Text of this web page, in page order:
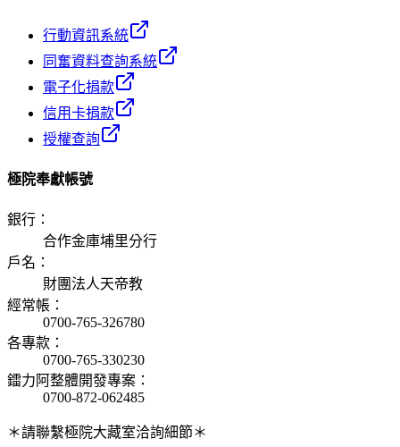
行動資訊系統
同奮資料查詢系統
電子化捐款
信用卡捐款
授權查詢
極院奉獻帳號
銀行 ：
合作金庫埔里分行
戶名 ：
財團法人天帝教
經常帳 ：
0700-765-326780
各專款 ：
0700-765-330230
鐳力阿整體開發專案 ：
0700-872-062485
＊請聯繫極院大藏室洽詢細節＊